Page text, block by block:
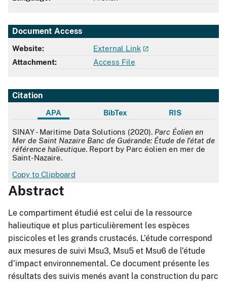
Document Access
Website:
External Link
Attachment:
Access File
Citation
APA BibTex RIS
APA
SINAY - Maritime Data Solutions (2020). Parc Éolien en
Mer de Saint Nazaire Banc de Guérande: Étude de l'état de
référence halieutique. Report by Parc éolien en mer de
Saint-Nazaire.
Copy to Clipboard
Abstract
Le compartiment étudié est celui de la ressource
halieutique et plus particulièrement les espèces
piscicoles et les grands crustacés. L’étude correspond
aux mesures de suivi Msu3, Msu5 et Msu6 de l’étude
d’impact environnemental. Ce document présente les
résultats des suivis menés avant la construction du parc